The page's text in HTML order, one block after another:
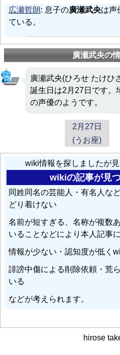
広瀬哲朗: 息子の廣瀬武央は声
ている。
廣瀬武央の
廣瀬武央(ひろせ たけひ
誕生日は2月27日です。
の声優のようです。
2月27日
(うお座)
wiki情報を探しましたが
wikiの記事が見
同姓同名の芸能人・有名人な
どり着けない
名前が短すぎる、名称が複数
いることなどにより本人記事
情報が少ない・認知度が低く
誹謗中傷による削除依頼・荒
いる
などが考えられます。
hirose